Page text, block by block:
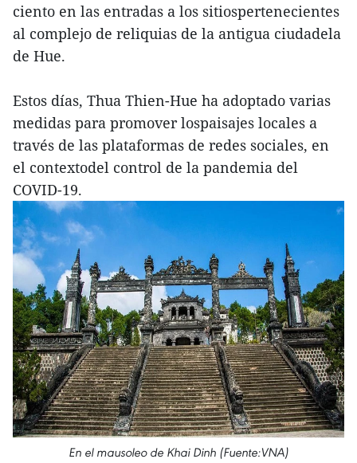
ciento en las entradas a los sitiospertenecientes
al complejo de reliquias de la antigua ciudadela
de Hue.
Estos días, Thua Thien-Hue ha adoptado varias
medidas para promover lospaisajes locales a
través de las plataformas de redes sociales, en
el contextodel control de la pandemia del
COVID-19.
En el mausoleo de Khai Dinh (Fuente:VNA)